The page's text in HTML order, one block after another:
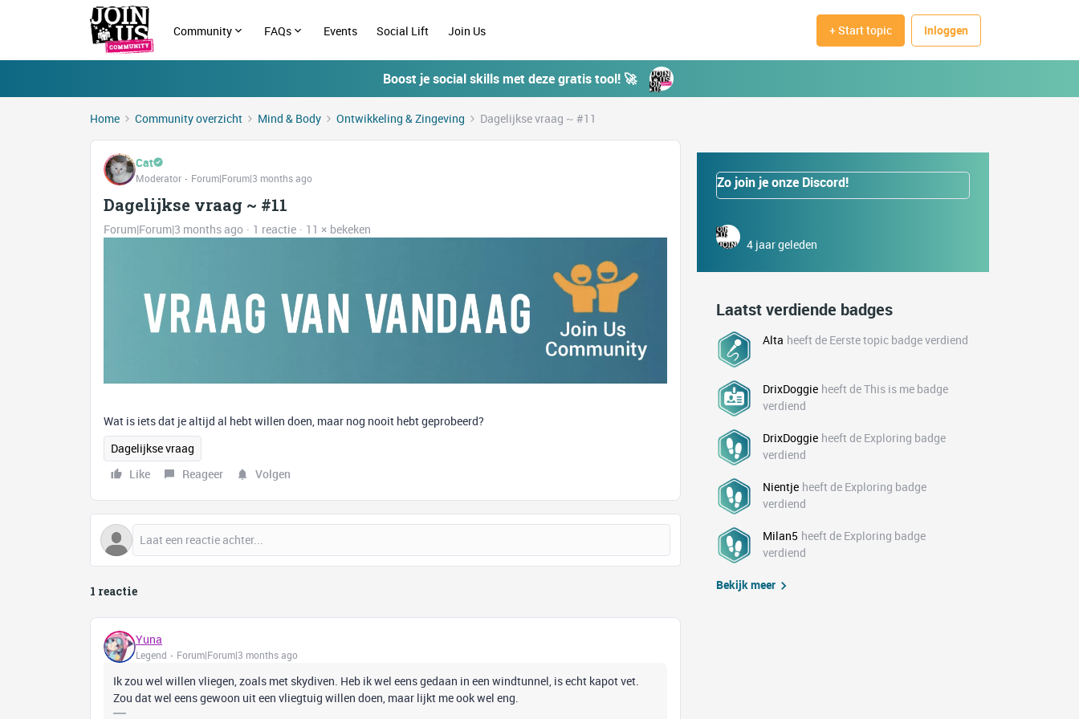
Community FAQs Events Social Lift Join Us + Start topic Inloggen
Boost je social skills met deze gratis tool! 🚀
Home Community overzicht Mind & Body Ontwikkeling & Zingeving Dagelijkse vraag ~ #11
Cat
Moderator Forum|Forum|3 months ago
Dagelijkse vraag ~ #11
Forum|Forum|3 months ago 1 reactie 11 × bekeken
Wat is iets dat je altijd al hebt willen doen, maar nog nooit hebt geprobeerd?
Dagelijkse vraag
Like
Reageer Volgen
1 reactie
Yuna
Legend Forum|Forum|3 months ago
Ik zou wel willen vliegen, zoals met skydiven. Heb ik wel eens gedaan in een windtunnel, is echt kapot vet.
Zou dat wel eens gewoon uit een vliegtuig willen doen, maar lijkt me ook wel eng.
Zo join je onze Discord!
4 jaar geleden
Laatst verdiende badges
Alta heeft de Eerste topic badge verdiend
DrixDoggie heeft de This is me badge
verdiend
DrixDoggie heeft de Exploring badge
verdiend
Nientje heeft de Exploring badge
verdiend
Milan5 heeft de Exploring badge
verdiend
Bekijk meer